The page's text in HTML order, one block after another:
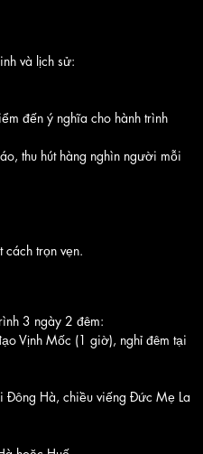
và lịch sử:
đến ý nghĩa cho hành trình
thu hút hàng nghìn người mỗi
trọn vẹn.
3 ngày 2 đêm:
Vịnh Mốc (1 giờ), nghỉ đêm tại
Đông Hà, chiều viếng Đức Mẹ La